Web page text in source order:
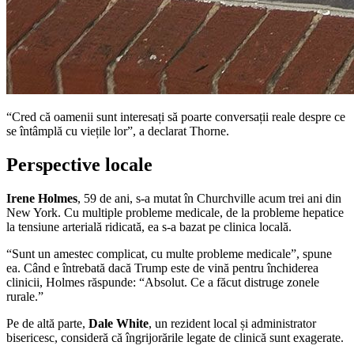
“Cred că oamenii sunt interesați să poarte conversații reale despre ce
se întâmplă cu viețile lor”, a declarat Thorne.
Perspective locale
Irene Holmes, 59 de ani, s-a mutat în Churchville acum trei ani din
New York. Cu multiple probleme medicale, de la probleme hepatice
la tensiune arterială ridicată, ea s-a bazat pe clinica locală.
“Sunt un amestec complicat, cu multe probleme medicale”, spune
ea. Când e întrebată dacă Trump este de vină pentru închiderea
clinicii, Holmes răspunde: “Absolut. Ce a făcut distruge zonele
rurale.”
Pe de altă parte, Dale White, un rezident local și administrator
bisericesc, consideră că îngrijorările legate de clinică sunt exagerate.